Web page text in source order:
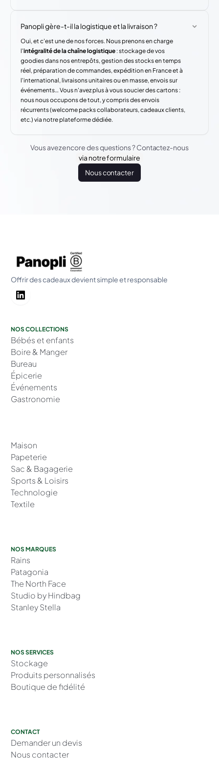
Panopli gère-t-il la logistique et la livraison ?
Oui, et c'est une de nos forces. Nous prenons en charge
l'intégralité de la chaîne logistique : stockage de vos
goodies dans nos entrepôts, gestion des stocks en temps
réel, préparation de commandes, expédition en France et à
l'international, livraisons unitaires ou en masse, envois sur
événements… Vous n'avez plus à vous soucier des cartons :
nous nous occupons de tout, y compris des envois
récurrents (welcome packs collaborateurs, cadeaux clients,
etc.) via notre plateforme dédiée.
Vous avez encore des questions ? Contactez-nous
via notre formulaire
Nous contacter
Offrir des cadeaux devient simple et responsable
NOS COLLECTIONS
Bébés et enfants
Boire & Manger
Bureau
Épicerie
Événements
Gastronomie
Maison
Papeterie
Sac & Bagagerie
Sports & Loisirs
Technologie
Textile
NOS MARQUES
Rains
Patagonia
The North Face
Studio by Hindbag
Stanley Stella
NOS SERVICES
Stockage
Produits personnalisés
Boutique de fidélité
CONTACT
Demander un devis
Nous contacter